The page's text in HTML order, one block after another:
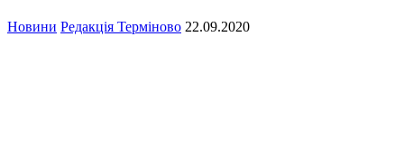
Новини Редакція Терміново 22.09.2020